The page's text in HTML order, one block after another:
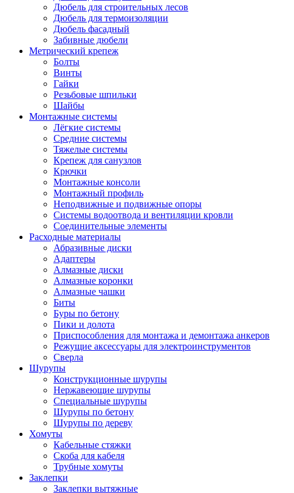
Дюбель для строительных лесов
Дюбель для термоизоляции
Дюбель фасадный
Забивные дюбели
Метрический крепеж
Болты
Винты
Гайки
Резьбовые шпильки
Шайбы
Монтажные системы
Лёгкие системы
Средние системы
Тяжелые системы
Крепеж для санузлов
Крючки
Монтажные консоли
Монтажный профиль
Неподвижные и подвижные опоры
Системы водоотвода и вентиляции кровли
Соединительные элементы
Расходные материалы
Абразивные диски
Адаптеры
Алмазные диски
Алмазные коронки
Алмазные чашки
Биты
Буры по бетону
Пики и долота
Приспособления для монтажа и демонтажа анкеров
Режущие аксессуары для электроинструментов
Сверла
Шурупы
Конструкционные шурупы
Нержавеющие шурупы
Специальные шурупы
Шурупы по бетону
Шурупы по дереву
Хомуты
Кабельные стяжки
Скоба для кабеля
Трубные хомуты
Заклепки
Заклепки вытяжные